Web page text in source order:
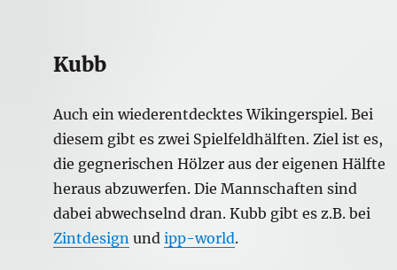
Kubb
Auch ein wiederentdecktes Wikingerspiel. Bei
diesem gibt es zwei Spielfeldhälften. Ziel ist es,
die gegnerischen Hölzer aus der eigenen Hälfte
heraus abzuwerfen. Die Mannschaften sind
dabei abwechselnd dran. Kubb gibt es z.B. bei
Zintdesignund ipp-world.